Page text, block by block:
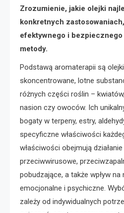
Zrozumienie, jakie olejki
konkretnych
efektywnego i
metody.
Podstawą aromaterapii są
skoncentrowane, lotne
różnych części roślin –
nasion czy owoców. Ich
bogaty w terpeny, estry,
specyficzne właściwości
właściwości obejmują
przeciwwirusowe,
pobudzające, a także wpływ
emocjonalne i psychiczne.
zależy od indywidualnych